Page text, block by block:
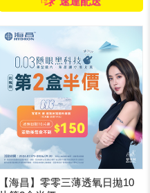
【海昌】零零三薄透氧日拋10